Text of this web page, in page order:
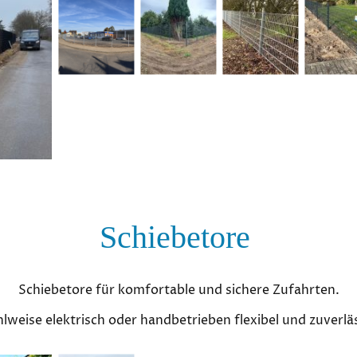
Schiebetore
Schiebetore für komfortable und sichere Zufahrten.
elektrisch oder handbetrieben flexibel und